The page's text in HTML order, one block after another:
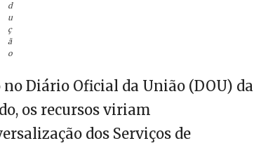
d
u
ç
ã
o
Diário Oficial da União (DOU) da
os recursos viriam
dos Serviços de